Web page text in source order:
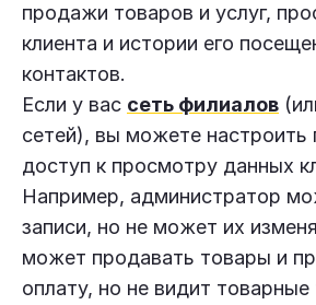
продажи товаров и услуг,
клиента и истории его
контактов.
Если у вас сеть филиалов
сетей), вы можете настроить
доступ к просмотру данных
Например, администратор
записи, но не может их
может продавать товары и
оплату, но не видит товарные